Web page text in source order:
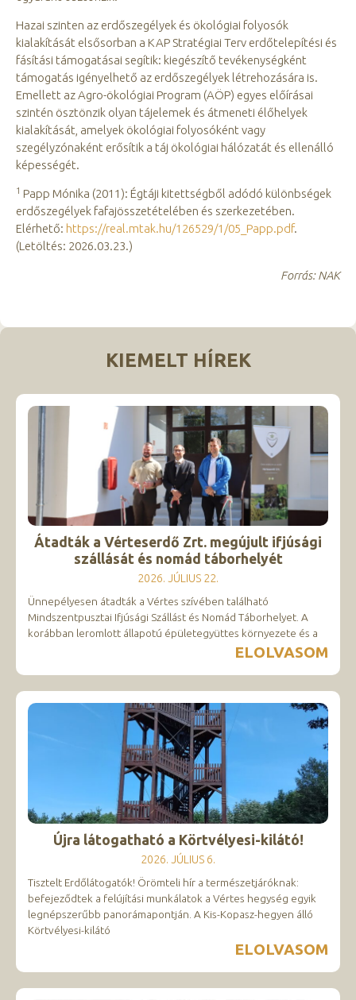
Hazai szinten az erdőszegélyek és ökológiai folyosók
kialakítását elsősorban a KAP Stratégiai Terv erdőtelepítési és
fásítási támogatásai segítik: kiegészítő tevékenységként
támogatás igényelhető az erdőszegélyek létrehozására is.
Emellett az Agro-ökológiai Program (AÖP) egyes előírásai
szintén ösztönzik olyan tájelemek és átmeneti élőhelyek
kialakítását, amelyek ökológiai folyosóként vagy
szegélyzónaként erősítik a táj ökológiai hálózatát és ellenálló
képességét.
1 Papp Mónika (2011): Égtáji kitettségből adódó különbségek
erdőszegélyek fafajösszetételében és szerkezetében.
Elérhető: https://real.mtak.hu/126529/1/05_Papp.pdf.
(Letöltés: 2026.03.23.)
Forrás: NAK
KIEMELT HÍREK
Átadták a Vérteserdő Zrt. megújult ifjúsági
szállását és nomád táborhelyét
2026. JÚLIUS 22.
Ünnepélyesen átadták a Vértes szívében található
Mindszentpusztai Ifjúsági Szállást és Nomád Táborhelyet. A
korábban leromlott állapotú épületegyüttes környezete és a
ELOLVASOM
Újra látogatható a Körtvélyesi-kilátó!
2026. JÚLIUS 6.
Tisztelt Erdőlátogatók! Örömteli hír a természetjáróknak:
befejeződtek a felújítási munkálatok a Vértes hegység egyik
legnépszerűbb panorámapontján. A Kis-Kopasz-hegyen álló
Körtvélyesi-kilátó
ELOLVASOM